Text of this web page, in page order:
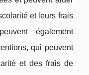
et leurs frais
également
qui peuvent
et des frais de